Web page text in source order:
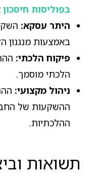
בפוליסות חיסכון
היתר עסקא:
באמצעות מנגנון
פיקוח הלכתי:
הלכתי מוסמך.
ניהול מקצועי:
ההשקעות של
ההלכתיות.
תשואות